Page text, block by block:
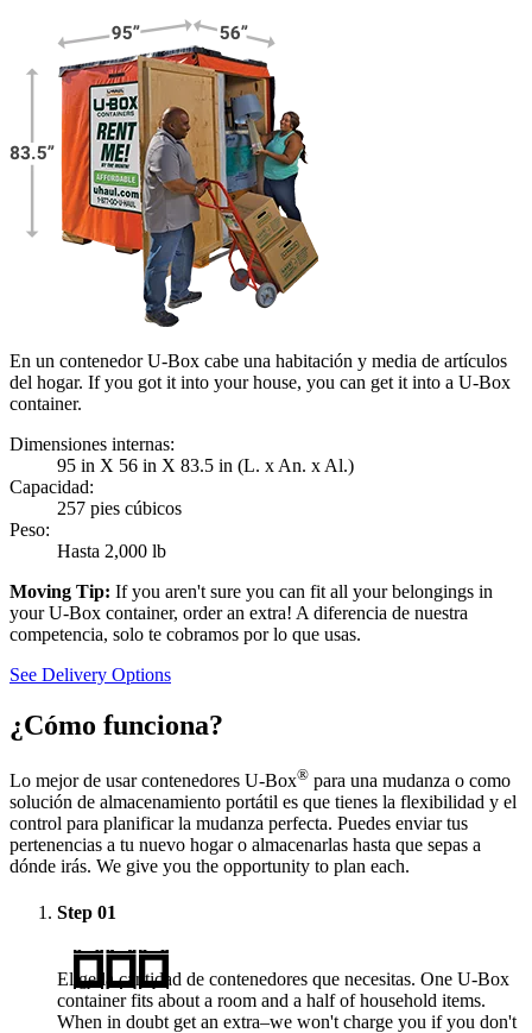
En un contenedor U-Box cabe una habitación y media de artículos
del hogar. If you got it into your house, you can get it into a U-Box
container.
Dimensiones internas:
95 in X 56 in X 83.5 in (L. x An. x Al.)
Capacidad:
257 pies cúbicos
Peso:
Hasta 2,000 lb
Moving Tip: If you aren't sure you can fit all your belongings in
yourU-Box container, order an extra! A diferencia de nuestra
competencia, solo te cobramos por lo que usas.
See Delivery Options
¿Cómo funciona?
Lo mejor de usar contenedores U-Box® para una mudanza o como
solución de almacenamiento portátil es que tienes la flexibilidad y el
control para planificar la mudanza perfecta. Puedes enviar tus
pertenencias a tu nuevo hogar o almacenarlas hasta que sepas a
dónde irás. We give you the opportunity to plan each.
Step 01
Elige la cantidad de contenedores que necesitas. One U-Box
container fits about a room and a half of household items.
When in doubt get an extra–we won't charge you if you don't